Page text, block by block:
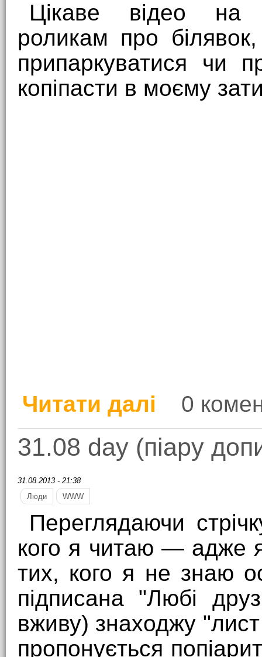
Цікаве відео на
роликам про
припаркуватися чи
копіпасти в моєму
Читати далі про А як ви здаєте
0
31.08 day (піару
31.08.2013 - 21:38
Люди
WWW
Переглядаючи
кого я читаю — адже
тих, кого я не знаю
підписана "Любі
вживу) знаходжу
пропонується